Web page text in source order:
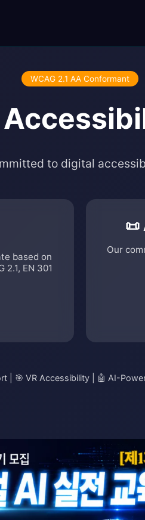
WCAG 2.1 AA Conformant
to digital
based on
2.1, EN 301
Our
| 🎯 VR Accessibility | 🤖 AI-